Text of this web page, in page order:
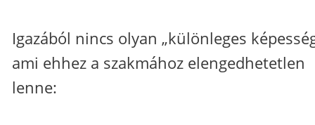
Igazából nincs olyan „különleges
ami ehhez a szakmához elengedhetetlen
lenne: